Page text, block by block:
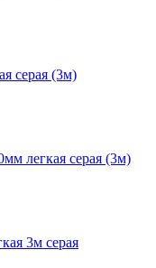
серая (3м)
легкая серая (3м)
3м серая